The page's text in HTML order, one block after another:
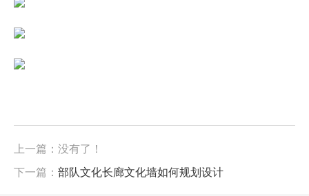
上一篇：没有了！
下一篇： 部队文化长廊文化墙如何规划设计